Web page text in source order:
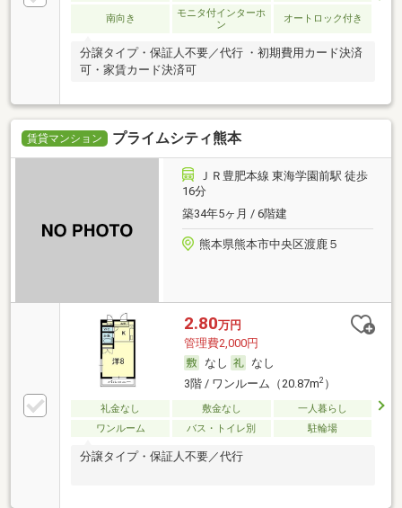
南向き
モニタ付インターホ
ン
オートロック付き
分譲タイプ・保証人不要／代行 ・初期費用カード決済
可・家賃カード決済可
賃貸マンション プライムシティ熊本
ＪＲ豊肥本線 東海学園前駅 徒歩
16分
築34年5ヶ月 / 6階建
熊本県熊本市中央区渡鹿５
2.80万円
管理費2,000円
なし
なし
3階 / ワンルーム（20.87m2）
礼金なし 敷金なし
一人暮らし
ワンルーム
バス・トイレ別 駐輪場
分譲タイプ・保証人不要／代行